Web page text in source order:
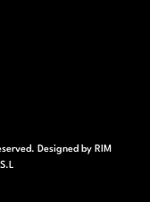
Designed by RIM